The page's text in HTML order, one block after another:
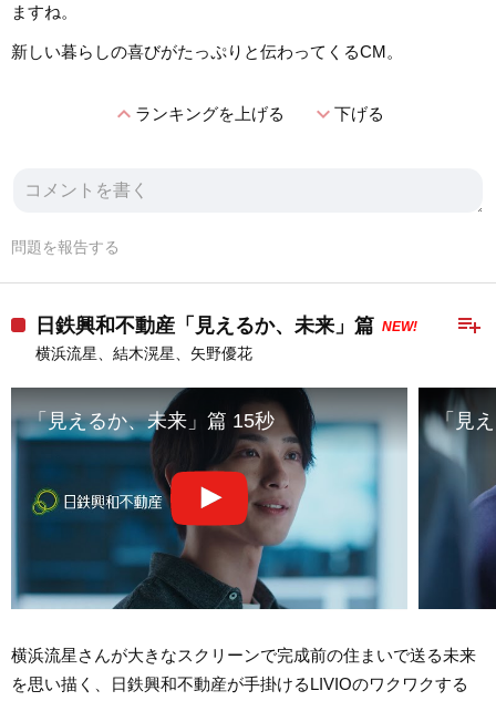
ますね。
新しい暮らしの喜びがたっぷりと伝わってくるCM。
expand_lessランキングを上げる expand_more下げる
問題を報告する
playlist_add
日鉄興和不動産「見えるか、未来」篇 NEW!
横浜流星、結木滉星、矢野優花
「見えるか、未来」篇 15秒 「見
横浜流星さんが大きなスクリーンで完成前の住まいで送る未来
を思い描く、日鉄興和不動産が手掛けるLIVIOのワクワクする